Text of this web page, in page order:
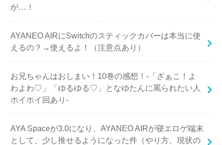
が…！
AYANEO AIRにSwitchのスティックカバーは本当に使
えるの？→使えるよ！（注意点あり）
お兄ちゃんはおしまい！10巻の感想！-「ざぁこ！よ
わよわ♡」「ゆるゆる♡」となゆたんに罵られたい人
ホイホイ回あり-
AYA Spaceが3.0になり、AYANEO AIRが寝エロゲ端末
として、少し推せるようになった件（やり方、現状の